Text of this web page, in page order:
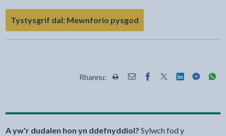
Tystysgrif dal: Mewnforio pysgod- bydd y ddolen yn
Rhannu: Rhannwch y dudalen hon wrth
Rhannwch y dudalen hon
Rhannwch y dudalen
Rhannwch y
Rhannwch y
A yw'r dudalen hon yn ddefnyddiol? Sylwch fod y